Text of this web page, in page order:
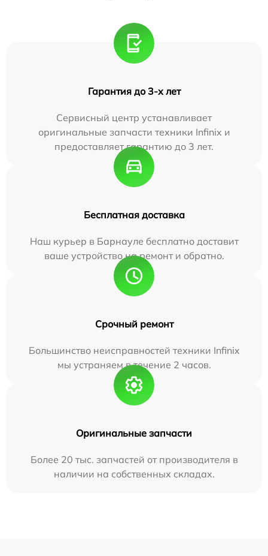
Гарантия до 3-х лет
Сервисный центр устанавливает
оригинальные запчасти техники Infinix и
предоставляет гарантию до 3 лет.
Бесплатная доставка
Наш курьер в Барнауле бесплатно доставит
ваше устройство на ремонт и обратно.
Срочный ремонт
Большинство неисправностей техники Infinix
мы устраняем в течение 2 часов.
Оригинальные запчасти
Более 20 тыс. запчастей от производителя в
наличии на собственных складах.